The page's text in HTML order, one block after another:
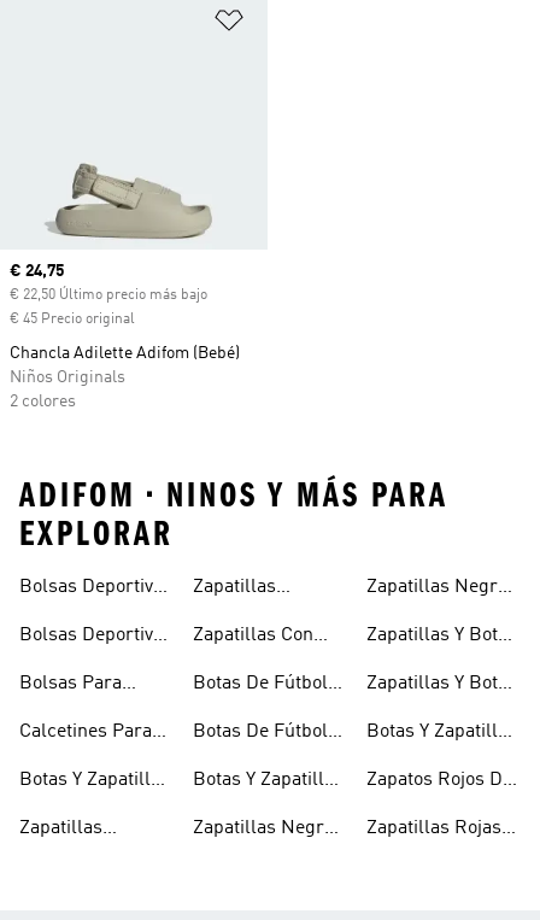
Precio actual
€ 24,75
€ 22,50 Último precio más bajo
€ 45 Precio original
Chancla Adilette Adifom (Bebé)
Niños Originals
2 colores
ADIFOM • NINOS Y MÁS PARA
EXPLORAR
Bolsas Deportivas
Bolsas Deportivas
Bolsas Para
Calcetines Para
Botas Y Zapatillas
Zapatillas
Niñas
Zapatillas
Niños
Zapatillas Con
Niños
Botas De Fútbol
Botas De Fútbol
Botas Y Zapatillas
Niños
Zapatillas Negras
Zapatillas Negras
Zapatillas Y Botas
Zapatillas Y Botas
Botas Y Zapatillas
Zapatos Rojos De
Zapatillas Rojas